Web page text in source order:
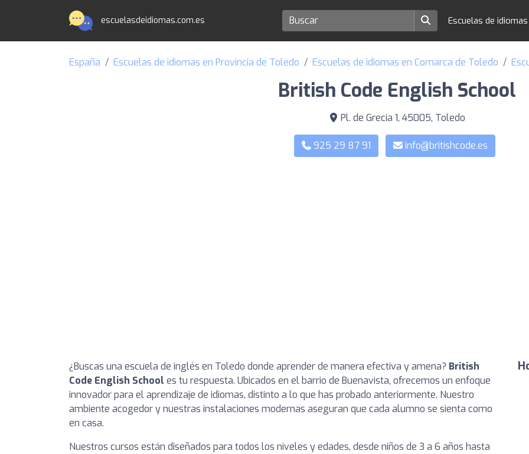
escuelasdeidiomas.com.es Escuelas de
España Escuelas de idiomas en Provincia de Toledo Escuelas de idiomas en Comarca de Toledo
British Code English School
Pl. de Grecia 1, 45005, Toledo
925 29 87 91 info@britishcode.es
¿Buscas una escuela de inglés en Toledo donde aprender de manera efectiva y amena? British
Code English School es tu respuesta. Ubicados en el barrio de Buenavista, ofrecemos un enfoque
innovador para el aprendizaje de idiomas, distinto a lo que has probado anteriormente. Nuestro
ambiente acogedor y nuestras instalaciones modernas aseguran que cada alumno se sienta como
en casa.
Nuestros cursos están diseñados para todos los niveles y edades, desde niños de 3 a 6 años hasta